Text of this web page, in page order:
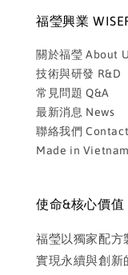
福瑩興業
關於福瑩 About
技術與研發 R&D
常見問題 Q&A
最新消息 News
聯絡我們
Made in
使命&核心價值
福瑩以獨家配方
實現永續與創新